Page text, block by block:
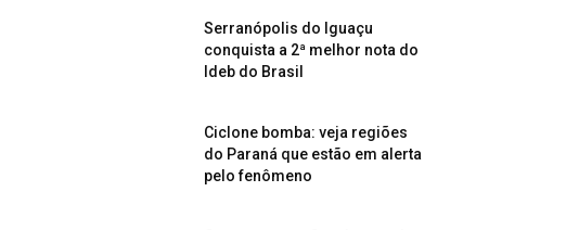
Serranópolis do Iguaçu
conquista a 2ª melhor nota do
Ideb do Brasil
Ciclone bomba: veja regiões
do Paraná que estão em alerta
pelo fenômeno